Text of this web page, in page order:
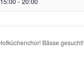
Bässe gesucht!